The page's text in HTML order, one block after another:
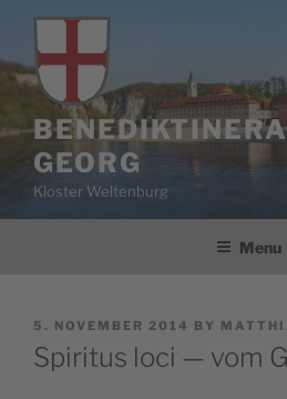
content
GEORG
Kloster Weltenburg
Menu
POSTED
ON
5. NOVEMBER 2014 BY
Spiritus loci — vom